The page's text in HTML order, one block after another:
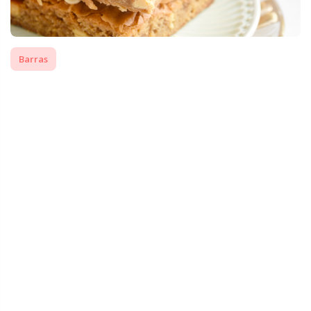
Barras